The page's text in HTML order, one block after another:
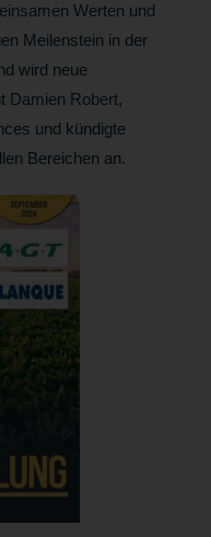
Werten und
Meilenstein in der
wird neue
Damien Robert,
und kündigte
Bereichen an.